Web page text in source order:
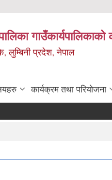
गाउँकार्यपालिकाको
लुम्बिनी प्रदेश, नेपाल
कार्यक्रम तथा परियोजना